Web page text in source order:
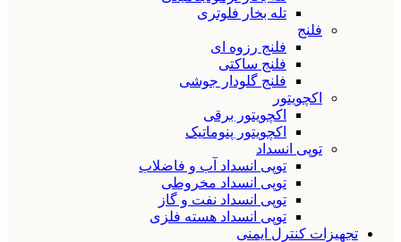
تله بخار فلوتری
فلنج
فلنج رزوه ای
فلنج ساکتی
فلنج گلودار جوشی
اکچویتور
اکچویتور برقی
اکچویتور پنوماتیک
توپی انسداد
توپی انسداد آب و فاضلاب
توپی انسداد مخروطی
توپی انسداد نفت و گاز
توپی انسداد هسته فلزی
تجهیزات کنترل ایمنی